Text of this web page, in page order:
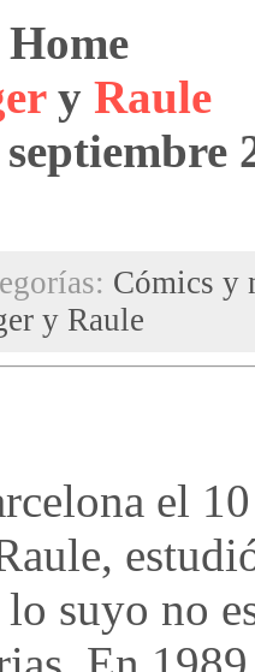
Home
y Raule
septiembre
Cómics y
y Raule
el
lo suyo no